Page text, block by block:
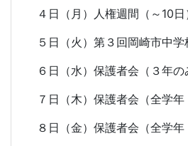
４日（月）人権週間（～ 10日
５日（火）第３回岡崎市中学
６日（水）保護者会（３年の
７日（木）保護者会（全学年
８日（金）保護者会（全学年